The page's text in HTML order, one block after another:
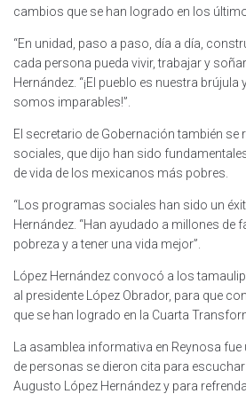
cambios que se han logrado en los
“En unidad, paso a paso, día a día,
cada persona pueda vivir, trabajar y
Hernández. “¡El pueblo es nuestra
somos imparables!”.
El secretario de Gobernación también
sociales, que dijo han sido
de vida de los mexicanos más pobres.
“Los programas sociales han sido un
Hernández. “Han ayudado a millones de
pobreza y a tener una vida mejor”.
López Hernández convocó a los
al presidente López Obrador, para que
que se han logrado en la Cuarta
La asamblea informativa en Reynosa
de personas se dieron cita para
Augusto López Hernández y para